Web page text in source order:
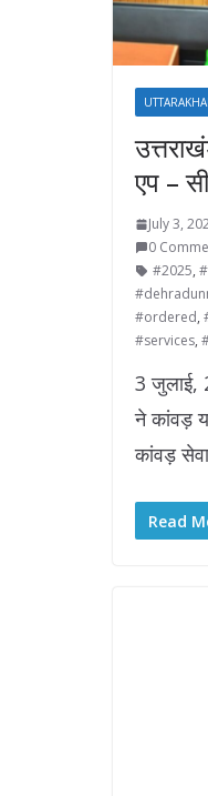
एप –
July 3,
0
#2025,
#ordered,
#services,
3 जुलाई,
ने कांवड़
कांवड़
Read